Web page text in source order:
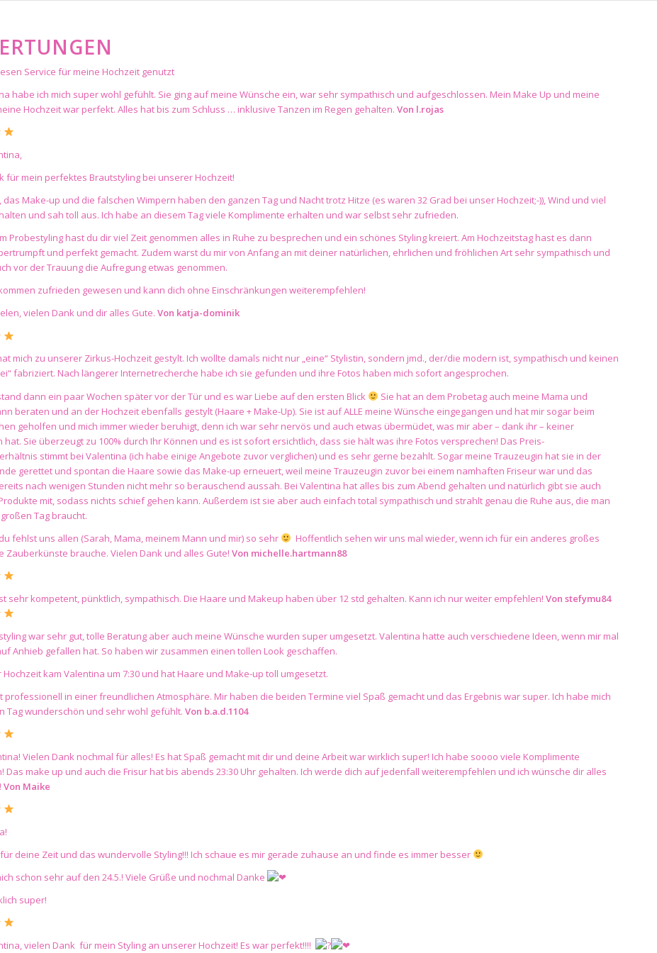
Service für meine Hochzeit genutzt
habe ich mich super wohl gefühlt. Sie ging auf meine Wünsche ein, war sehr sympathisch und aufgeschlossen. Mein Make Up und meine
Hochzeit war perfekt. Alles hat bis zum Schluss … inklusive Tanzen im Regen gehalten. Von l.rojas
für mein perfektes Brautstyling bei unserer Hochzeit!
das Make-up und die falschen Wimpern haben den ganzen Tag und Nacht trotz Hitze (es waren 32 Grad bei unser Hochzeit;-)), Wind und viel
und sah toll aus. Ich habe an diesem Tag viele Komplimente erhalten und war selbst sehr zufrieden.
Probestyling hast du dir viel Zeit genommen alles in Ruhe zu besprechen und ein schönes Styling kreiert. Am Hochzeitstag hast es dann
und perfekt gemacht. Zudem warst du mir von Anfang an mit deiner natürlichen, ehrlichen und fröhlichen Art sehr sympathisch und
vor der Trauung die Aufregung etwas genommen.
zufrieden gewesen und kann dich ohne Einschränkungen weiterempfehlen!
vielen Dank und dir alles Gute. Von katja-dominik
mich zu unserer Zirkus-Hochzeit gestylt. Ich wollte damals nicht nur „eine“ Stylistin, sondern jmd., der/die modern ist, sympathisch und keinen
fabriziert. Nach längerer Internetrecherche habe ich sie gefunden und ihre Fotos haben mich sofort angesprochen.
dann ein paar Wochen später vor der Tür und es war Liebe auf den ersten Blick
Sie hat an dem Probetag auch meine Mama und
beraten und an der Hochzeit ebenfalls gestylt (Haare + Make-Up). Sie ist auf ALLE meine Wünsche eingegangen und hat mir sogar beim
geholfen und mich immer wieder beruhigt, denn ich war sehr nervös und auch etwas übermüdet, was mir aber – dank ihr – keiner
hat. Sie überzeugt zu 100% durch Ihr Können und es ist sofort ersichtlich, dass sie hält was ihre Fotos versprechen! Das Preis-
stimmt bei Valentina (ich habe einige Angebote zuvor verglichen) und es sehr gerne bezahlt. Sogar meine Trauzeugin hat sie in der
gerettet und spontan die Haare sowie das Make-up erneuert, weil meine Trauzeugin zuvor bei einem namhaften Friseur war und das
nach wenigen Stunden nicht mehr so berauschend aussah. Bei Valentina hat alles bis zum Abend gehalten und natürlich gibt sie auch
mit, sodass nichts schief gehen kann. Außerdem ist sie aber auch einfach total sympathisch und strahlt genau die Ruhe aus, die man
Tag braucht.
fehlst uns allen (Sarah, Mama, meinem Mann und mir) so sehr
Hoffentlich sehen wir uns mal wieder, wenn ich für ein anderes großes
Zauberkünste brauche. Vielen Dank und alles Gute! Von michelle.hartmann88
sehr kompetent, pünktlich, sympathisch. Die Haare und Makeup haben über 12 std gehalten. Kann ich nur weiter empfehlen! Von stefymu84
war sehr gut, tolle Beratung aber auch meine Wünsche wurden super umgesetzt. Valentina hatte auch verschiedene Ideen, wenn mir mal
Anhieb gefallen hat. So haben wir zusammen einen tollen Look geschaffen.
Hochzeit kam Valentina um 7:30 und hat Haare und Make-up toll umgesetzt.
professionell in einer freundlichen Atmosphäre. Mir haben die beiden Termine viel Spaß gemacht und das Ergebnis war super. Ich habe mich
Tag wunderschön und sehr wohl gefühlt. Von b.a.d.1104
Vielen Dank nochmal für alles! Es hat Spaß gemacht mit dir und deine Arbeit war wirklich super! Ich habe soooo viele Komplimente
Das make up und auch die Frisur hat bis abends 23:30 Uhr gehalten. Ich werde dich auf jedenfall weiterempfehlen und ich wünsche dir alles
Von Maike
für deine Zeit und das wundervolle Styling!!! Ich schaue es mir gerade zuhause an und finde es immer besser
schon sehr auf den 24.5.! Viele Grüße und nochmal Danke
super!
vielen Dank für mein Styling an unserer Hochzeit! Es war perfekt!!!!